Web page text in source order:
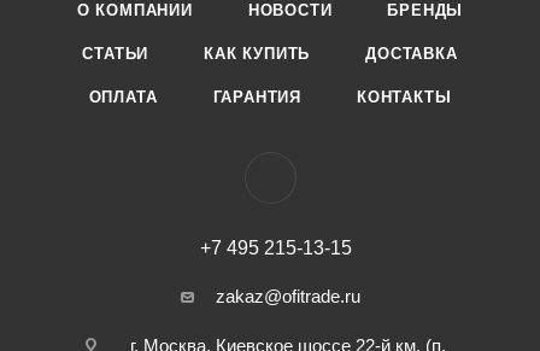
О КОМПАНИИ НОВОСТИ БРЕНДЫ
СТАТЬИ КАК КУПИТЬ ДОСТАВКА
ОПЛАТА ГАРАНТИЯ КОНТАКТЫ
+7 495 215-13-15
zakaz@ofitrade.ru
г. Москва, Киевское шоссе 22-й км. (п.